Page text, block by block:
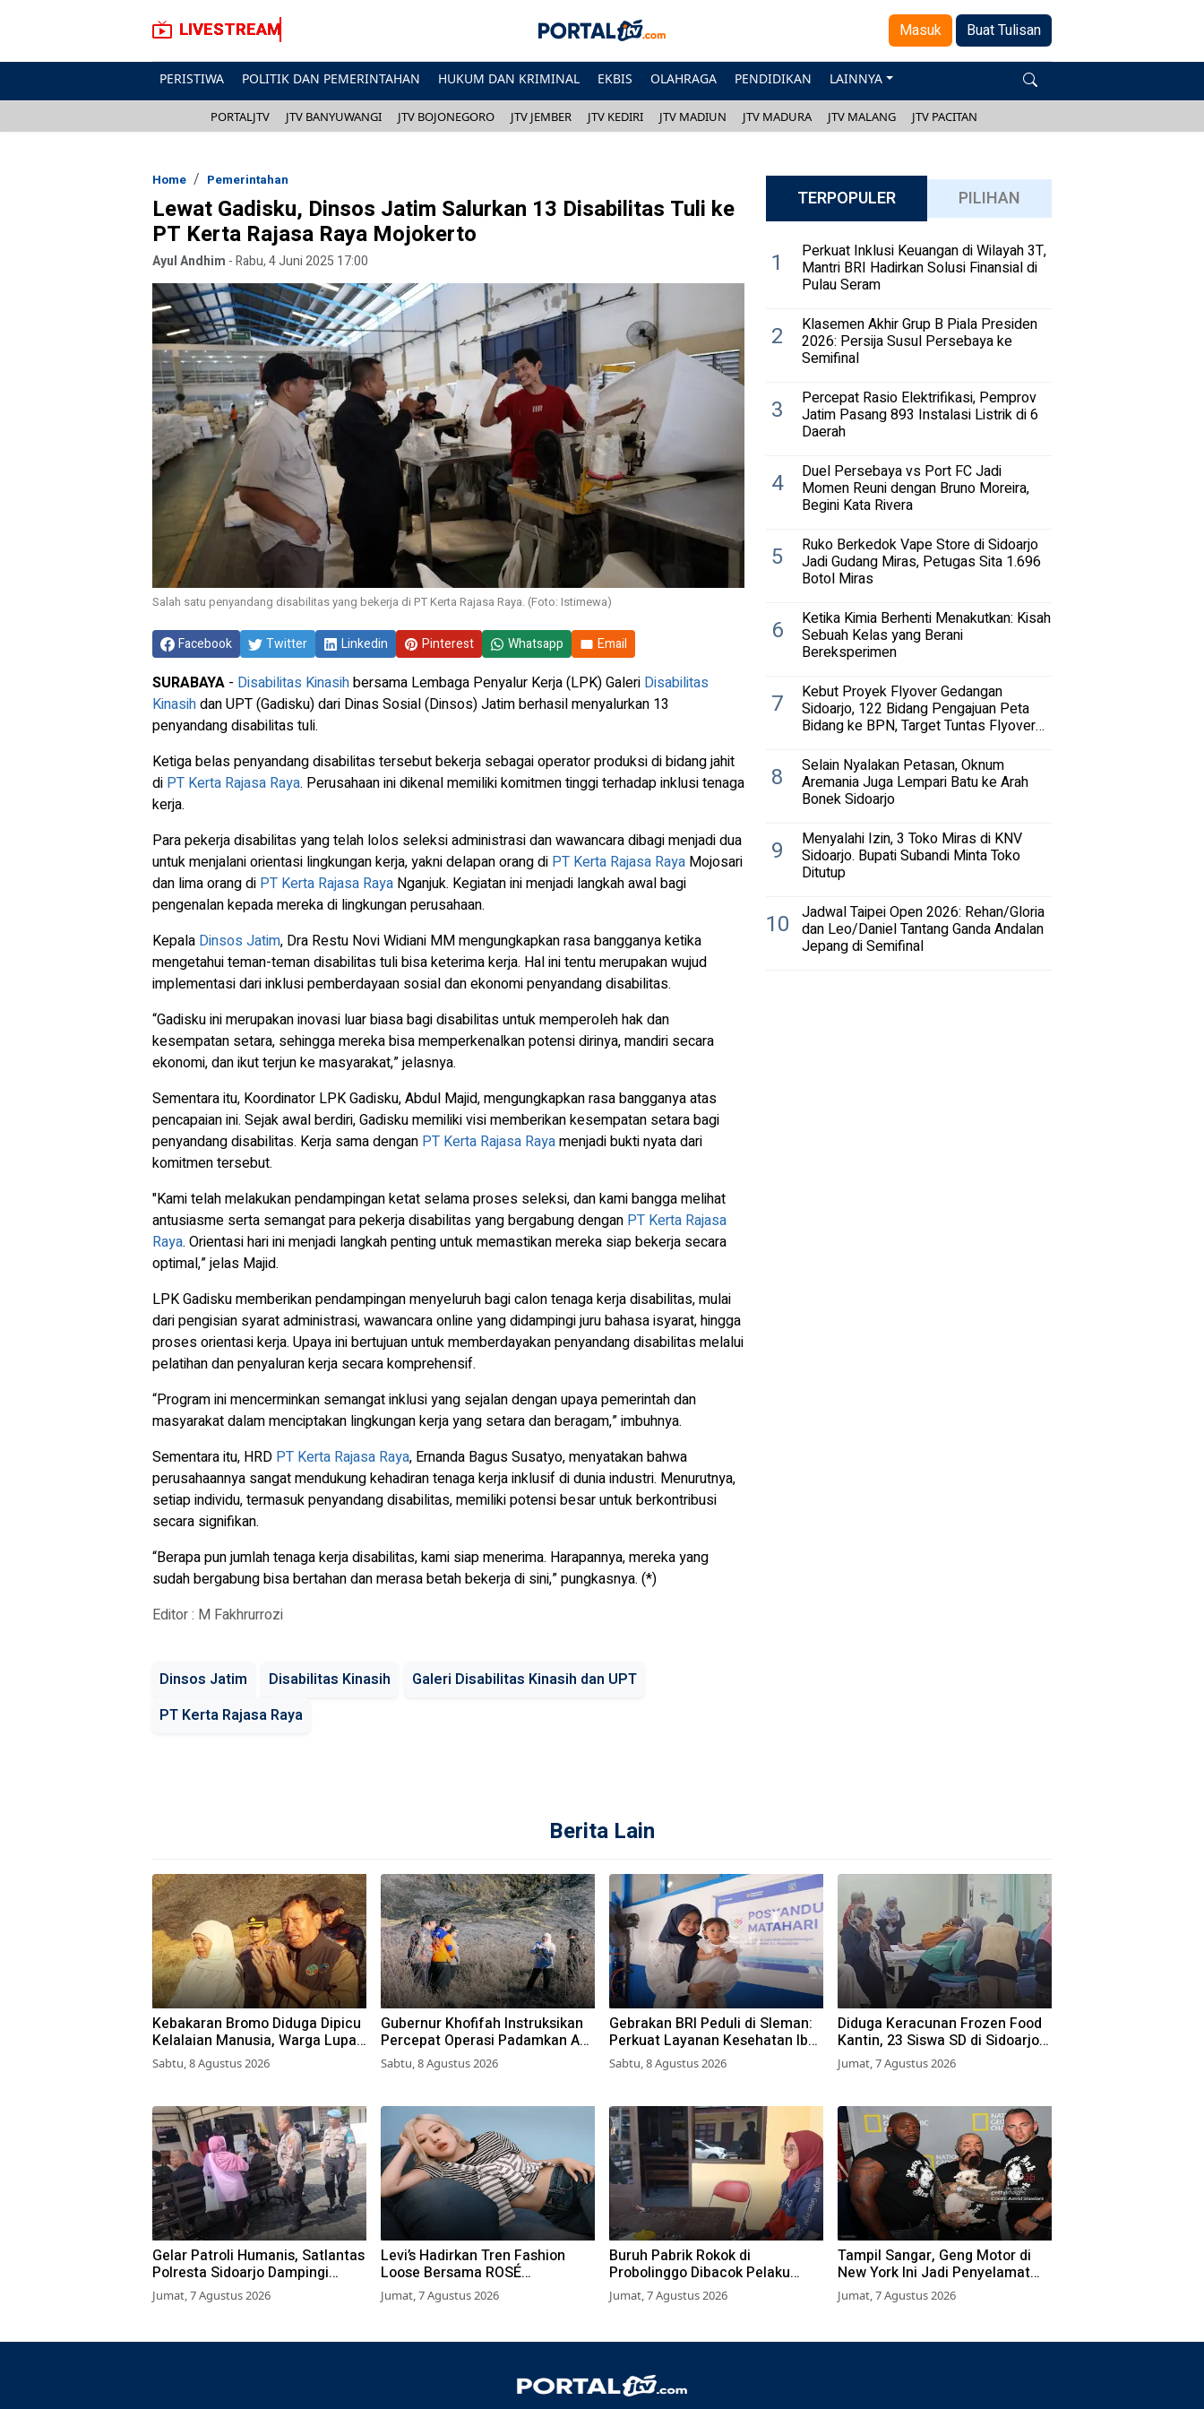
LIVESTREAM Masuk Buat Tulisan
PERISTIWA POLITIK DAN PEMERINTAHAN HUKUM DAN KRIMINAL EKBIS OLAHRAGA PENDIDIKAN LAINNYA
PORTALJTV JTV BANYUWANGI JTV BOJONEGORO JTV JEMBER JTV KEDIRI JTV MADIUN JTV MADURA JTV MALANG JTV PACITAN
Home Pemerintahan
Lewat Gadisku, Dinsos Jatim Salurkan 13 Disabilitas Tuli ke
PT Kerta Rajasa Raya Mojokerto
Ayul Andhim -Rabu, 4 Juni 2025 17:00
Salah satu penyandang disabilitas yang bekerja di PT Kerta Rajasa Raya. (Foto: Istimewa)
Facebook Twitter Linkedin Pinterest Whatsapp Email
SURABAYA - Disabilitas Kinasihbersama Lembaga Penyalur Kerja (LPK) Galeri Disabilitas
Kinasihdan UPT (Gadisku) dari Dinas Sosial (Dinsos) Jatim berhasil menyalurkan 13
penyandang disabilitas tuli.
Ketiga belas penyandang disabilitas tersebut bekerja sebagai operator produksi di bidang jahit
di PT Kerta Rajasa Raya. Perusahaan ini dikenal memiliki komitmen tinggi terhadap inklusi tenaga
kerja.
Para pekerja disabilitas yang telah lolos seleksi administrasi dan wawancara dibagi menjadi dua
untuk menjalani orientasi lingkungan kerja, yakni delapan orang di PT Kerta Rajasa Raya Mojosari
dan lima orang di PT Kerta Rajasa Raya Nganjuk. Kegiatan ini menjadi langkah awal bagi
pengenalan kepada mereka di lingkungan perusahaan.
Kepala Dinsos Jatim, Dra Restu Novi Widiani MM mengungkapkan rasa bangganya ketika
mengetahui teman-teman disabilitas tuli bisa keterima kerja. Hal ini tentu merupakan wujud
implementasi dari inklusi pemberdayaan sosial dan ekonomi penyandang disabilitas.
“Gadisku ini merupakan inovasi luar biasa bagi disabilitas untuk memperoleh hak dan
kesempatan setara, sehingga mereka bisa memperkenalkan potensi dirinya, mandiri secara
ekonomi, dan ikut terjun ke masyarakat,” jelasnya.
Sementara itu, Koordinator LPK Gadisku, Abdul Majid, mengungkapkan rasa bangganya atas
pencapaian ini. Sejak awal berdiri, Gadisku memiliki visi memberikan kesempatan setara bagi
penyandang disabilitas. Kerja sama dengan PT Kerta Rajasa Rayamenjadi bukti nyata dari
komitmen tersebut.
"Kami telah melakukan pendampingan ketat selama proses seleksi, dan kami bangga melihat
antusiasme serta semangat para pekerja disabilitas yang bergabung dengan PT Kerta Rajasa
Raya. Orientasi hari ini menjadi langkah penting untuk memastikan mereka siap bekerja secara
optimal,” jelas Majid.
LPK Gadisku memberikan pendampingan menyeluruh bagi calon tenaga kerja disabilitas, mulai
dari pengisian syarat administrasi, wawancara online yang didampingi juru bahasa isyarat, hingga
proses orientasi kerja. Upaya ini bertujuan untuk memberdayakan penyandang disabilitas melalui
pelatihan dan penyaluran kerja secara komprehensif.
“Program ini mencerminkan semangat inklusi yang sejalan dengan upaya pemerintah dan
masyarakat dalam menciptakan lingkungan kerja yang setara dan beragam,” imbuhnya.
Sementara itu, HRD PT Kerta Rajasa Raya, Ernanda Bagus Susatyo, menyatakan bahwa
perusahaannya sangat mendukung kehadiran tenaga kerja inklusif di dunia industri. Menurutnya,
setiap individu, termasuk penyandang disabilitas, memiliki potensi besar untuk berkontribusi
secara signifikan.
“Berapa pun jumlah tenaga kerja disabilitas, kami siap menerima. Harapannya, mereka yang
sudah bergabung bisa bertahan dan merasa betah bekerja di sini,” pungkasnya. (*)
Editor : M Fakhrurrozi
Dinsos Jatim Disabilitas Kinasih
Galeri Disabilitas Kinasih dan UPT
PT Kerta Rajasa Raya
TERPOPULER PILIHAN
1 Perkuat Inklusi Keuangan di Wilayah 3T,
Mantri BRI Hadirkan Solusi Finansial di
Pulau Seram
2 Klasemen Akhir Grup B Piala Presiden
2026: Persija Susul Persebaya ke
Semifinal
3 Percepat Rasio Elektrifikasi, Pemprov
Jatim Pasang 893 Instalasi Listrik di 6
Daerah
4 Duel Persebaya vs Port FC Jadi
Momen Reuni dengan Bruno Moreira,
Begini Kata Rivera
5 Ruko Berkedok Vape Store di Sidoarjo
Jadi Gudang Miras, Petugas Sita 1.696
Botol Miras
6 Ketika Kimia Berhenti Menakutkan: Kisah
Sebuah Kelas yang Berani
Bereksperimen
7 Kebut Proyek Flyover Gedangan
Sidoarjo, 122 Bidang Pengajuan Peta
Bidang ke BPN, Target Tuntas Flyover
8 Selain Nyalakan Petasan, Oknum
Aremania Juga Lempari Batu ke Arah
Bonek Sidoarjo
9 Menyalahi Izin, 3 Toko Miras di KNV
Sidoarjo. Bupati Subandi Minta Toko
Ditutup
10 Jadwal Taipei Open 2026: Rehan/Gloria
dan Leo/Daniel Tantang Ganda Andalan
Jepang di Semifinal
Berita Lain
Kebakaran Bromo Diduga Dipicu
Kelalaian Manusia, Warga Lupa
Matikan Api Perapian di Jalur
Tradisional
Sabtu, 8 Agustus 2026
Gubernur Khofifah Instruksikan
Percepat Operasi Padamkan Api
di Wisata Bromo
Sabtu, 8 Agustus 2026
Gebrakan BRI Peduli di Sleman:
Perkuat Layanan Kesehatan Ibu
dan Anak Lewat Program Desa
Brilian 1000 HPK
Sabtu, 8 Agustus 2026
Diduga Keracunan Frozen Food
Kantin, 23 Siswa SD di Sidoarjo
Dilarikan ke RS
Jumat, 7 Agustus 2026
Gelar Patroli Humanis, Satlantas
Polresta Sidoarjo Dampingi
Wajib Pajak di Samsat
Jumat, 7 Agustus 2026
Levi’s Hadirkan Tren Fashion
Loose Bersama ROSÉ
BLACKPINK
Jumat, 7 Agustus 2026
Buruh Pabrik Rokok di
Probolinggo Dibacok Pelaku
Begal, Motor dan Tas Amblas
Jumat, 7 Agustus 2026
Tampil Sangar, Geng Motor di
New York Ini Jadi Penyelamat
Hewan Terlantar
Jumat, 7 Agustus 2026